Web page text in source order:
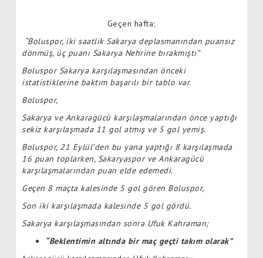
Geçen hafta;
“Boluspor, iki saatlik Sakarya deplasmanından puansız
dönmüş, üç puanı Sakarya Nehrine bırakmıştı”
Boluspor Sakarya karşılaşmasından önceki
istatistiklerine baktım başarılı bir tablo var.
Boluspor,
Sakarya ve Ankaragücü karşılaşmalarından önce yaptığı
sekiz karşılaşmada 11 gol atmış ve 5 gol yemiş.
Boluspor, 21 Eylül’den bu yana yaptığı 8 karşılaşmada
16 puan toplarken, Sakaryaspor ve Ankaragücü
karşılaşmalarından puan elde edemedi.
Geçen 8 maçta kalesinde 5 gol gören Boluspor,
Son iki karşılaşmada kalesinde 5 gol gördü.
Sakarya karşılaşmasından sonra Ufuk Kahraman;
“Beklentimin altında bir maç geçti takım olarak”